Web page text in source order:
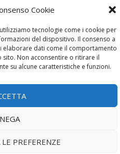
Cookie
tecnologie come i cookie per
del dispositivo. Il consenso a
elaborare dati come il comportamento
sito. Non acconsentire o ritirare il
su alcune caratteristiche e funzioni.
NEGA
PREFERENZE
siamo